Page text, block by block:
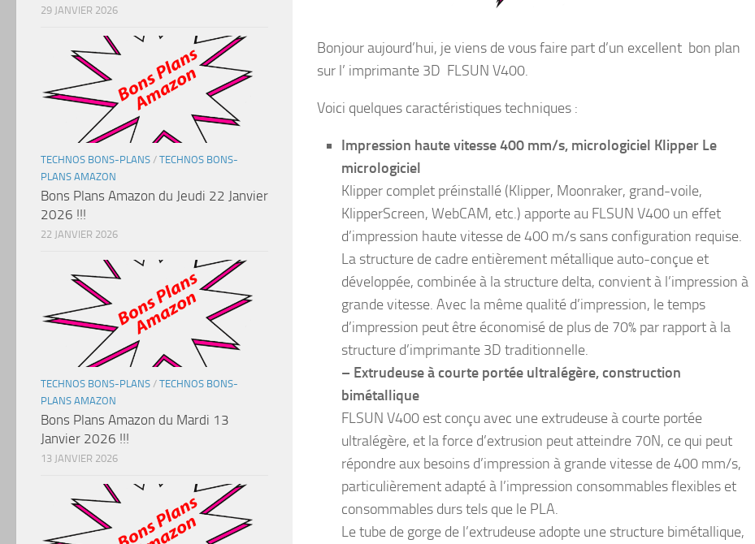
Bonjour aujourd’hui, je viens de vous faire part d’un excellent bon plan
sur l’ imprimante 3D FLSUN V400.
Voici quelques caractéristiques techniques :
Impression haute vitesse 400 mm/s, micrologiciel Klipper Le
micrologiciel
Klipper complet préinstallé (Klipper, Moonraker, grand-voile,
KlipperScreen, WebCAM, etc.) apporte au FLSUN V400 un effet
d’impression haute vitesse de 400 m/s sans configuration requise.
La structure de cadre entièrement métallique auto-conçue et
développée, combinée à la structure delta, convient à l’impression à
grande vitesse. Avec la même qualité d’impression, le temps
d’impression peut être économisé de plus de 70% par rapport à la
structure d’imprimante 3D traditionnelle.
– Extrudeuse à courte portée ultralégère, construction
bimétallique
FLSUN V400 est conçu avec une extrudeuse à courte portée
ultralégère, et la force d’extrusion peut atteindre 70N, ce qui peut
répondre aux besoins d’impression à grande vitesse de 400 mm/s,
particulièrement adapté à l’impression consommables flexibles et
consommables durs tels que le PLA.
Le tube de gorge de l’extrudeuse adopte une structure bimétallique,
29 JANVIER 2026
TECHNOS BONS-PLANS / TECHNOS BONS-
PLANS AMAZON
Bons Plans Amazon du Jeudi 22 Janvier
2026 !!!
22 JANVIER 2026
TECHNOS BONS-PLANS / TECHNOS BONS-
PLANS AMAZON
Bons Plans Amazon du Mardi 13
Janvier 2026 !!!
13 JANVIER 2026